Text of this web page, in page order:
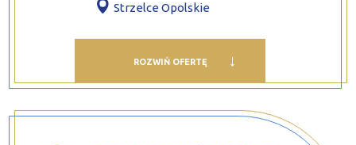
Strzelce Opolskie
ROZWIŃ OFERTĘ